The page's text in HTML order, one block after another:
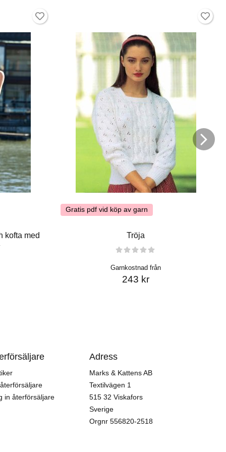
kofta med
Gratis pdf vid köp av garn
Tröja
Garnkostnad från
243 kr
in återförsäljare
Adress
Marks & Kattens AB
Textilvägen 1
515 32 Viskafors
Sverige
Orgnr 556820-2518